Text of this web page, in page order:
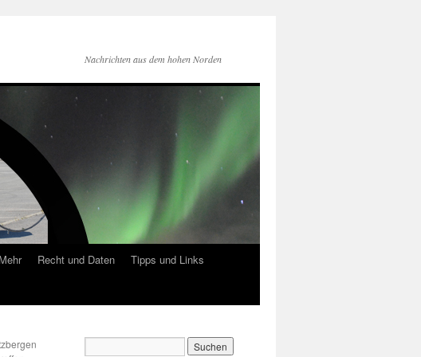
Nachrichten aus dem hohen Norden
Mehr Recht und Daten
Tipps und Links